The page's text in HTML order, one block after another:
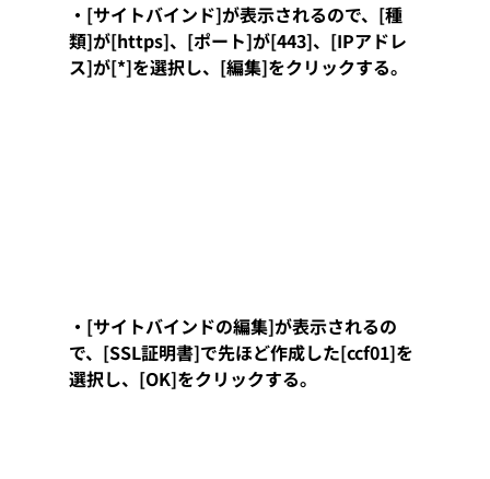
・[サイトバインド]が表示されるので、[種
類]が[https]、[ポート]が[443]、[IPアドレ
ス]が[*]を選択し、[編集]をクリックする。
・[サイトバインドの編集]が表示されるの
で、[SSL証明書]で先ほど作成した[ccf01]を
選択し、[OK]をクリックする。